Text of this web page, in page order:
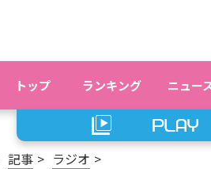
トップ ランキング ニュー
記事
ラジオ